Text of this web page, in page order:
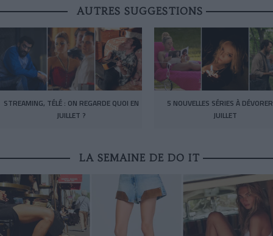
AUTRES SUGGESTIONS
STREAMING, TÉLÉ : ON REGARDE QUOI EN
JUILLET ?
5 NOUVELLES SÉRIES À
JUILLET
LA SEMAINE DE DO IT